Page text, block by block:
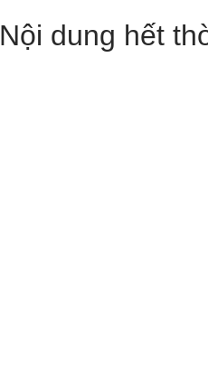
Nội dung hết